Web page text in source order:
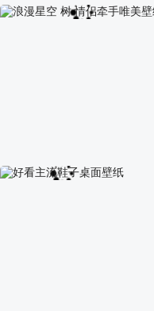
阿尔卑斯山区自然风景壁纸
浪漫星空 树 情侣牵手唯美壁纸